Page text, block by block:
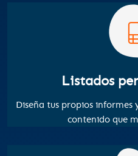
Listados
Diseña tus propios informes
contenido que